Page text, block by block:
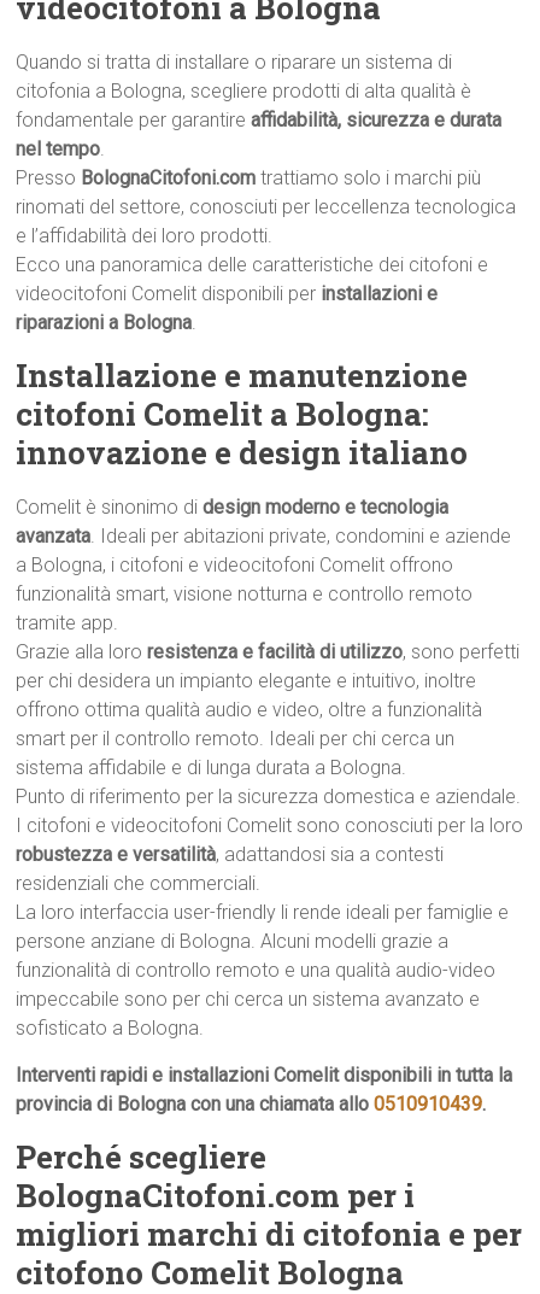
Quando si tratta di installare o riparare un sistema di
citofonia a Bologna, scegliere prodotti di alta qualità è
fondamentale per garantireaffidabilità, sicurezza e durata
nel tempo.
Presso BolognaCitofoni.com trattiamo solo i marchi più
rinomati del settore, conosciuti per leccellenza tecnologica
e l’affidabilità dei loro prodotti.
Ecco una panoramica delle caratteristiche dei citofoni e
videocitofoni Comelit disponibili per installazioni e
riparazioni a Bologna.
Installazione e manutenzione
citofoni Comelit a Bologna:
innovazione e design italiano
Comelit è sinonimo didesign moderno e tecnologia
avanzata. Ideali per abitazioni private, condomini e aziende
a Bologna, i citofoni e videocitofoni Comelit offrono
funzionalità smart, visione notturna e controllo remoto
tramite app.
Grazie alla lororesistenza e facilità di utilizzo, sono perfetti
per chi desidera un impianto elegante e intuitivo, inoltre
offrono ottima qualità audio e video, oltre a funzionalità
smart per il controllo remoto. Ideali per chi cerca un
sistema affidabile e di lunga durata a Bologna.
Punto di riferimento per la sicurezza domestica e aziendale.
I citofoni e videocitofoni Comelit sono conosciuti per la loro
robustezza e versatilità, adattandosi sia a contesti
residenziali che commerciali.
La loro interfaccia user-friendly li rende ideali per famiglie e
persone anziane di Bologna. Alcuni modelli grazie a
funzionalità di controllo remoto e una qualità audio-video
impeccabile sono per chi cerca un sistema avanzato e
sofisticato a Bologna.
Interventi rapidi e installazioni Comelit disponibili in tutta la
provincia di Bologna con una chiamata allo0510910439.
Perché scegliere
BolognaCitofoni.com per i
migliori marchi di citofonia e per
citofono Comelit Bologna